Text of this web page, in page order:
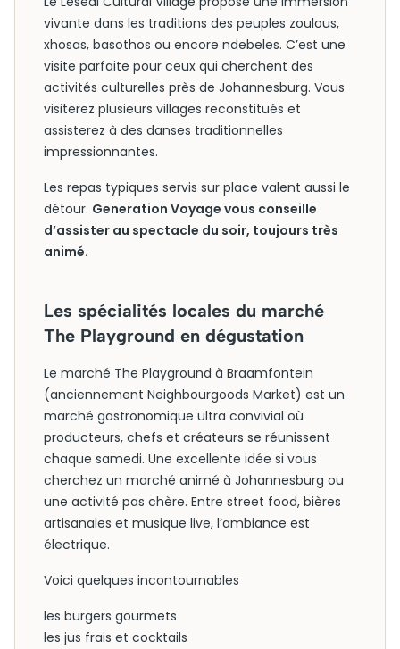
vivante dans les traditions des peuples zoulous,
xhosas, basothos ou encore ndebeles. C’est une
visite parfaite pour ceux qui cherchent des
activités culturelles près de Johannesburg. Vous
visiterez plusieurs villages reconstitués et
assisterez à des danses traditionnelles
impressionnantes.
Les repas typiques servis sur place valent aussi le
détour. Generation Voyage vous conseille
d’assister au spectacle du soir, toujours très
animé.
Les spécialités locales du marché
The Playground en dégustation
Le marché The Playground à Braamfontein
(anciennement Neighbourgoods Market) est un
marché gastronomique ultra convivial où
producteurs, chefs et créateurs se réunissent
chaque samedi. Une excellente idée si vous
cherchez un marché animé à Johannesburg ou
une activité pas chère. Entre street food, bières
artisanales et musique live, l’ambiance est
électrique.
Voici quelques incontournables
les burgers gourmets
les jus frais et cocktails